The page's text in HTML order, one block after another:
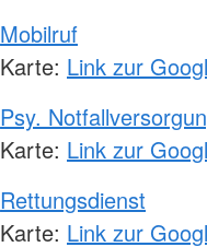
Mobilruf
Karte: Link zur
Psy.
Karte: Link zur
Rettungsdienst
Karte: Link zur